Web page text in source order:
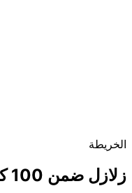
الخريطة
زلازل ضمن 100 كم من Formosa